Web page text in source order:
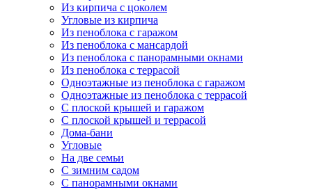
Из кирпича с цоколем
Угловые из кирпича
Из пеноблока с гаражом
Из пеноблока с мансардой
Из пеноблока с панорамными окнами
Из пеноблока с террасой
Одноэтажные из пеноблока с гаражом
Одноэтажные из пеноблока с террасой
С плоской крышей и гаражом
С плоской крышей и террасой
Дома-бани
Угловые
На две семьи
С зимним садом
С панорамными окнами